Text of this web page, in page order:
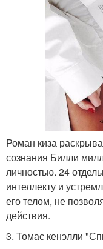
Роман киза
сознания Билли
личностью. 24
интеллекту и
его телом, не
действия.
3. Томас кенэлли